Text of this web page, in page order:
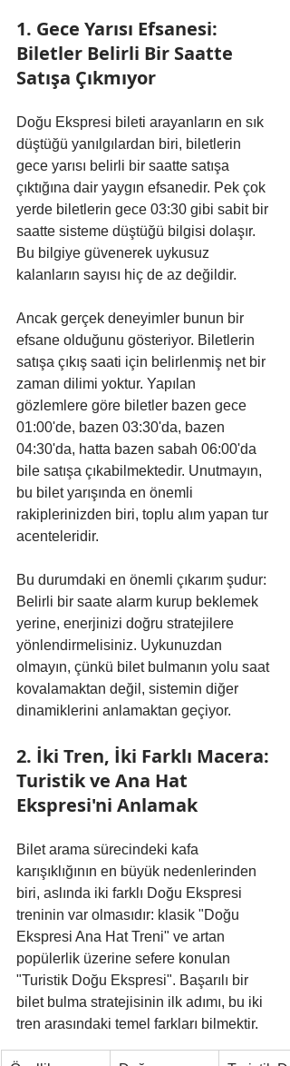
1. Gece Yarısı Efsanesi:
Biletler Belirli Bir Saatte
Satışa Çıkmıyor
Doğu Ekspresi bileti arayanların en sık
düştüğü yanılgılardan biri, biletlerin
gece yarısı belirli bir saatte satışa
çıktığına dair yaygın efsanedir. Pek çok
yerde biletlerin gece 03:30 gibi sabit bir
saatte sisteme düştüğü bilgisi dolaşır.
Bu bilgiye güvenerek uykusuz
kalanların sayısı hiç de az değildir.
Ancak gerçek deneyimler bunun bir
efsane olduğunu gösteriyor. Biletlerin
satışa çıkış saati için belirlenmiş net bir
zaman dilimi yoktur. Yapılan
gözlemlere göre biletler bazen gece
01:00'de, bazen 03:30'da, bazen
04:30'da, hatta bazen sabah 06:00'da
bile satışa çıkabilmektedir. Unutmayın,
bu bilet yarışında en önemli
rakiplerinizden biri, toplu alım yapan tur
acenteleridir.
Bu durumdaki en önemli çıkarım şudur:
Belirli bir saate alarm kurup beklemek
yerine, enerjinizi doğru stratejilere
yönlendirmelisiniz. Uykunuzdan
olmayın, çünkü bilet bulmanın yolu saat
kovalamaktan değil, sistemin diğer
dinamiklerini anlamaktan geçiyor.
2. İki Tren, İki Farklı Macera:
Turistik ve Ana Hat
Ekspresi'ni Anlamak
Bilet arama sürecindeki kafa
karışıklığının en büyük nedenlerinden
biri, aslında iki farklı Doğu Ekspresi
treninin var olmasıdır: klasik "Doğu
Ekspresi Ana Hat Treni" ve artan
popülerlik üzerine sefere konulan
"Turistik Doğu Ekspresi". Başarılı bir
bilet bulma stratejisinin ilk adımı, bu iki
tren arasındaki temel farkları bilmektir.